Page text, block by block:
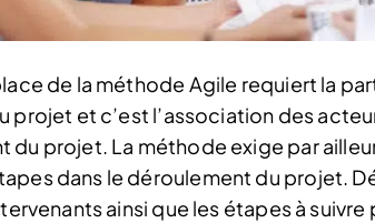
de la méthode Agile requiert la
projet et c’est l’association des
du projet. La méthode exige par
dans le déroulement du projet.
ainsi que les étapes à suivre